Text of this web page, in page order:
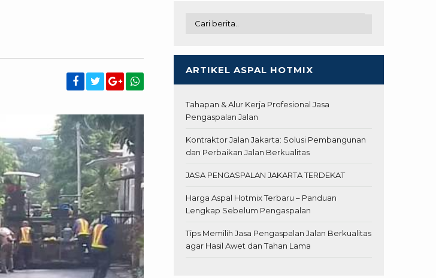
ARTIKEL ASPAL HOTMIX
Tahapan & Alur Kerja Profesional Jasa
Pengaspalan Jalan
Kontraktor Jalan Jakarta: Solusi Pembangunan
dan Perbaikan Jalan Berkualitas
JASA PENGASPALAN JAKARTA TERDEKAT
Harga Aspal Hotmix Terbaru – Panduan
Lengkap Sebelum Pengaspalan
Tips Memilih Jasa Pengaspalan Jalan Berkualitas
agar Hasil Awet dan Tahan Lama